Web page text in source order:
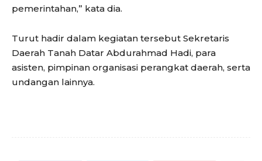
pemerintahan,” kata dia.
Turut hadir dalam kegiatan tersebut Sekretaris
Daerah Tanah Datar Abdurahmad Hadi, para
asisten, pimpinan organisasi perangkat daerah, serta
undangan lainnya.